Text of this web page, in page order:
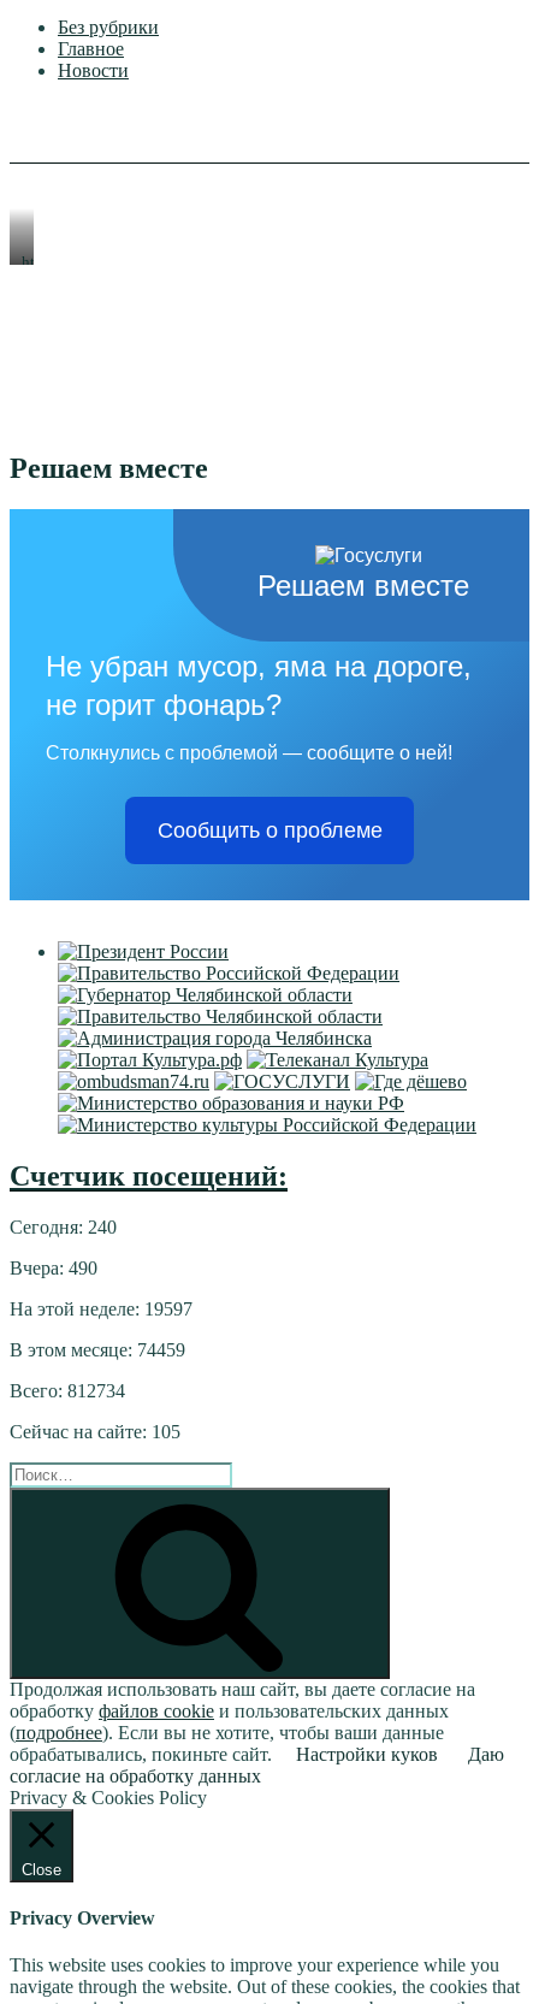
Без рубрики
Главное
Новости
https://xn-
Решаем вместе
Решаем вместе
Не убран мусор, яма на дороге,
не горит фонарь?
Столкнулись с проблемой — сообщите о ней!
Сообщить о проблеме
Счетчик посещений:
Сегодня: 240
Вчера: 490
На этой неделе: 19597
В этом месяце: 74459
Всего: 812734
Сейчас на сайте: 105
Искать:
Продолжая использовать наш сайт, вы даете согласие на
обработку файлов cookie и пользовательских данных
(подробнее). Если вы не хотите, чтобы ваши данные
обрабатывались, покиньте сайт.
Настройки куков
Даю
согласие на обработку данных
Privacy & Cookies Policy
Close
Privacy Overview
This website uses cookies to improve your experience while you
navigate through the website. Out of these cookies, the cookies that